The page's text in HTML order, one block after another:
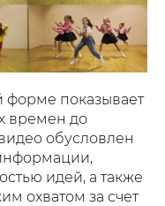
форме показывает
времен до
обусловлен
идей, а также
охватом за счет